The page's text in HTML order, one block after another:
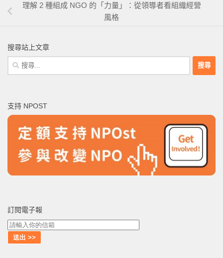
理解 2 種組成 NGO 的「力量」：從領導者看組織經營
風格
搜尋站上文章
搜
尋
字:
支持 NPOST
訂閱電子報